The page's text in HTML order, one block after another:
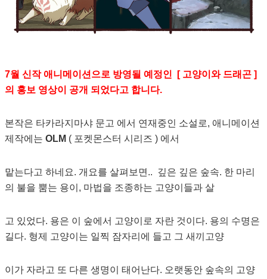
7월 신작 애니메이션으로 방영될 예정인 [ 고양이와 드래곤 ]
의 홍보 영상이 공개 되었다고 합니다.
본작은 타카라지마샤 문고 에서 연재중인 소설로, 애니메이션
제작에는 OLM ( 포켓몬스터 시리즈 ) 에서
맡는다고 하네요. 개요를 살펴보면.. 깊은 깊은 숲속. 한 마리
의 불을 뿜는 용이, 마법을 조종하는 고양이들과 살
고 있었다. 용은 이 숲에서 고양이로 자란 것이다. 용의 수명은
길다. 형제 고양이는 일찍 잠자리에 들고 그 새끼고양
이가 자라고 또 다른 생명이 태어난다. 오랫동안 숲속의 고양